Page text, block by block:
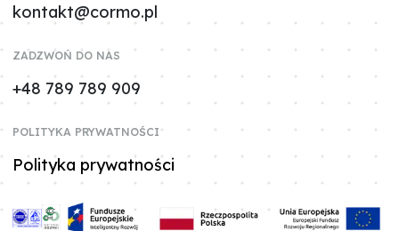
kontakt@cormo.pl
ZADZWOŃ DO NAS
+48 789 789 909
POLITYKA PRYWATNOŚCI
Polityka prywatności